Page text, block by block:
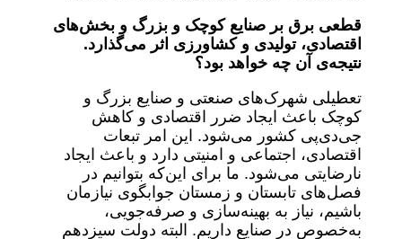
قطعی برق بر صنایع کوچک و بزرگ و بخش‌های
اقتصادی، تولیدی و کشاورزی اثر می‌گذارد.
نتیجه‌ی آن چه خواهد بود؟
تعطیلی شهرک‌های صنعتی و صنایع بزرگ و
کوچک باعث ایجاد ضرر اقتصادی و کاهش
جی‌دی‌پی کشور می‌شود. این امر تبعات
اقتصادی، اجتماعی و امنیتی دارد و باعث ایجاد
نارضایتی می‌شود. ما برای این‌که بتوانیم در
فصل‌های تابستان و زمستان جوابگوی نیازمان
باشیم، نیاز به بهینه‌سازی و صرفه‌جویی،
به‌خصوص در صنایع داریم. البته دولت سیزدهم